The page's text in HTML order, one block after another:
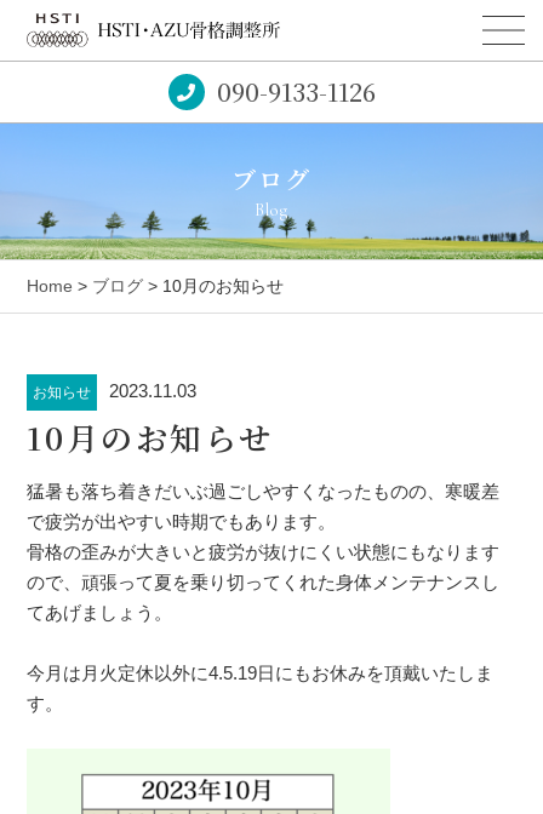
090-9133-1126
ブログ
Blog
Home > ブログ > 10月のお知らせ
お知らせ 2023.11.03
10月のお知らせ
猛暑も落ち着きだいぶ過ごしやすくなったものの、寒暖差
で疲労が出やすい時期でもあります。
骨格の歪みが大きいと疲労が抜けにくい状態にもなります
ので、頑張って夏を乗り切ってくれた身体メンテナンスし
てあげましょう。
今月は月火定休以外に4.5.19日にもお休みを頂戴いたしま
す。